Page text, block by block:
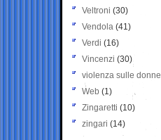
Veltroni (30)
Vendola (41)
Verdi (16)
Vincenzi (30)
violenza sulle donne
Web (1)
Zingaretti (10)
zingari (14)